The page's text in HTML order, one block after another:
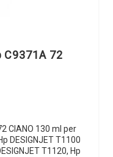
72
CIANO 130 ml per
DESIGNJET T1100
T1120, Hp